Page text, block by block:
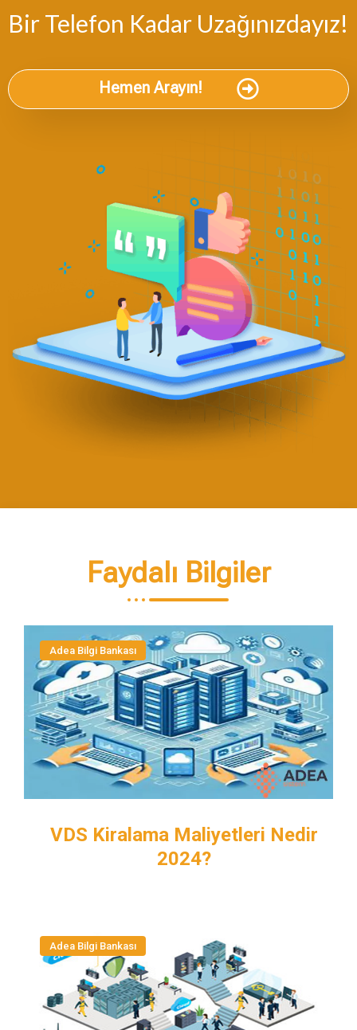
Bir Telefon Kadar Uzağınızdayız!
Hemen Arayın!
Faydalı Bilgiler
Adea Bilgi Bankası
VDS Kiralama Maliyetleri Nedir
2024?
Adea Bilgi Bankası